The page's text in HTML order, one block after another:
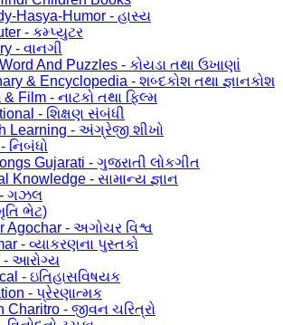
Hasya-Humor - હાસ્ય
- કમ્પ્યુટર
- વાનગી
And Puzzles - કોયડા તથા ઉખાણાં
& Encyclopedia - શબ્દકોશ તથા જ્ઞાનકોશ
& Film - નાટકો તથા ફિલ્મ
- શિક્ષણ સંબંધી
Learning - અંગ્રેજી શીખો
નિબંધો
Gujarati - ગુજરાતી લોકગીત
Knowledge - સામાન્ય જ્ઞાન
- ગઝલ
ભેટ)
Agochar - અગોચર વિશ્વ
- વ્યાકરણના પુસ્તકો
- આરોગ્ય
- ઇતિહાસવિષયક
- પ્રેરણાત્મક
Charitro - જીવન ચરિત્રો